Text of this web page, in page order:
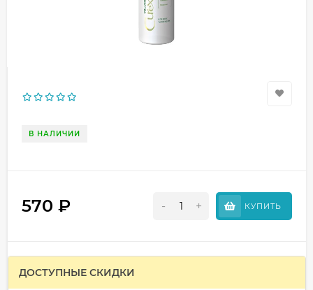
В НАЛИЧИИ
570 ₽ - + КУПИТЬ
ДОСТУПНЫЕ СКИДКИ